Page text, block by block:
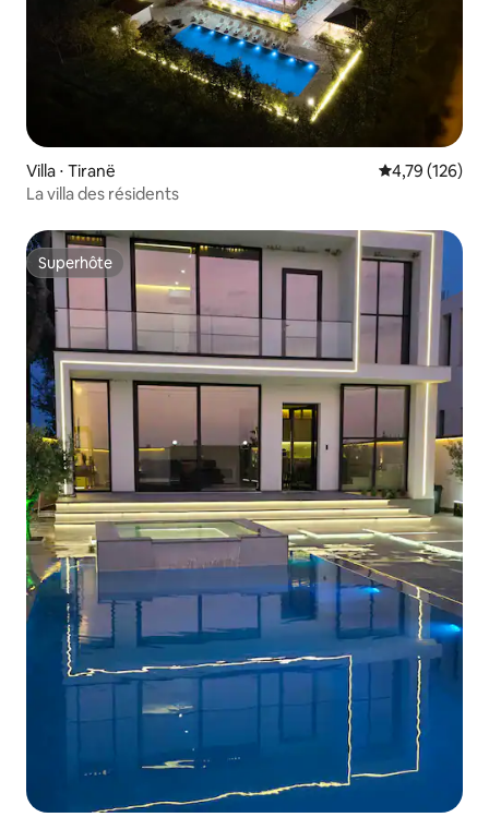
Villa ⋅ Tiranë Évaluation
4,79 (126)
La villa des résidents
Superhôte
Superhôte